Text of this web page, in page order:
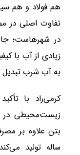
هم فولاد و هم
تفاوت اصلی در
در شهرهاست؛
زیادی از آب با
به آب شرب
کرمی‌راد با
زیست‌محیطی در
بتن علاوه بر
ساله تولید